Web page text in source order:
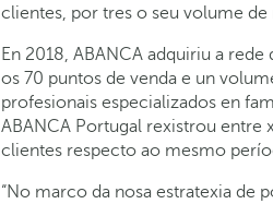
clientes, por tres o seu volume
En 2018, ABANCA adquiriu a
os 70 puntos de venda e un
profesionais especializados en
ABANCA Portugal rexistrou entre
clientes respecto ao mesmo
“No marco da nosa estratexia